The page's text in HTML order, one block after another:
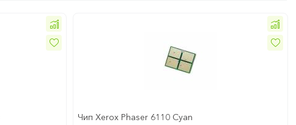
Чип Xerox Phaser 6110 Cyan